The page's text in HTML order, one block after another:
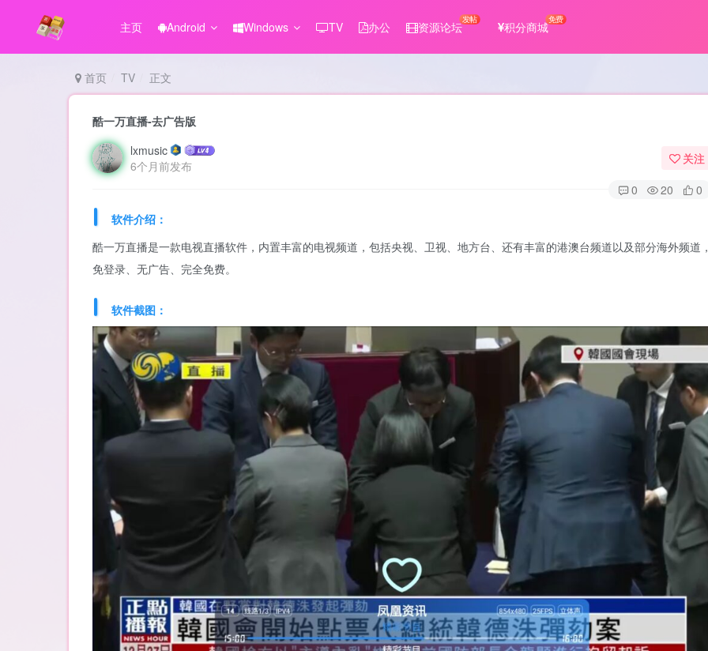
主页 Android Windows TV 办公 资源论坛
发帖
积分商城
免费
首页 TV 正文
酷一万直播-去广告版
lxmusic
6个月前发布
关注
0
20
0
软件介绍：
酷一万直播是一款电视直播软件，内置丰富的电视频道，包括央视、卫视、地方台、还有丰富的港澳台频道以及部分海外频道，
免登录、无广告、完全免费。
软件截图：